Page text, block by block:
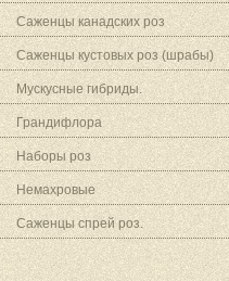
Саженцы канадских роз
Саженцы кустовых роз (шрабы)
Мускусные гибриды.
Грандифлора
Наборы роз
Немахровые
Саженцы спрей роз.